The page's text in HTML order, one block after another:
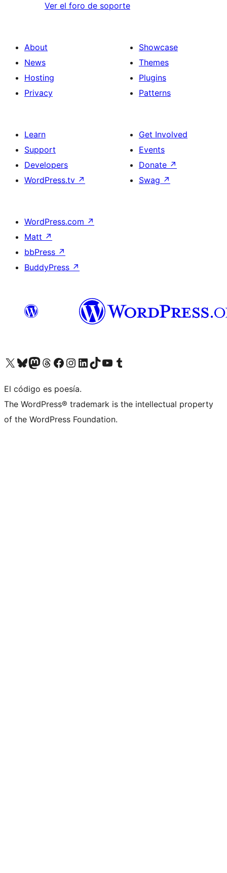
Ver el foro de soporte
About
News
Hosting
Privacy
Showcase
Themes
Plugins
Patterns
Learn
Support
Developers
WordPress.tv ↗
Get Involved
Events
Donate ↗
Swag ↗
WordPress.com ↗
Matt ↗
bbPress ↗
BuddyPress ↗
Visit our X (formerly Twitter) account
Visit our Bluesky account
Visit our Mastodon account
Visit our Threads account
Visit our Facebook page
Visit our Instagram account
Visit our LinkedIn account
Visit our TikTok account
Visit our YouTube channel
Visit our Tumblr account
El código es poesía.
The WordPress® trademark is the intellectual property
of the WordPress Foundation.